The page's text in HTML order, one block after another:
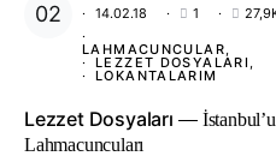
14.02.18
1
LAHMACUNCULAR
LEZZET DOSYALARI
LOKANTALARIM
Lezzet Dosyaları
Lahmacuncuları